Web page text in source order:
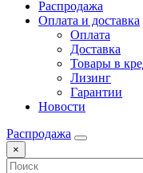
Распродажа
Оплата и доставка
Оплата
Доставка
Товары в
Лизинг
Гарантии
Новости
Распродажа
×